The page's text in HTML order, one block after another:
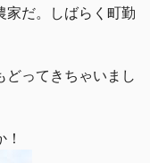
家だ。しばらく町勤
どってきちゃいまし